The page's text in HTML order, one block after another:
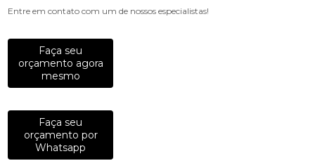
Entre em contato com um de nossos especialistas!
Faça seu
orçamento agora
mesmo
Faça seu
orçamento por
Whatsapp